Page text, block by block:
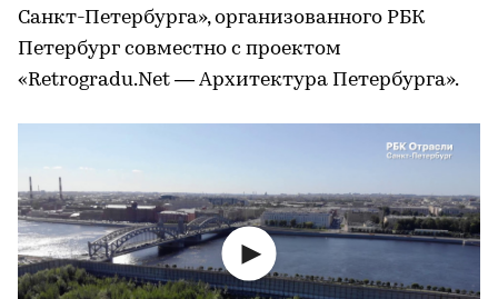
Санкт-Петербурга», организованного РБК
Петербург совместно с проектом
«Retrogradu.Net — Архитектура Петербурга».